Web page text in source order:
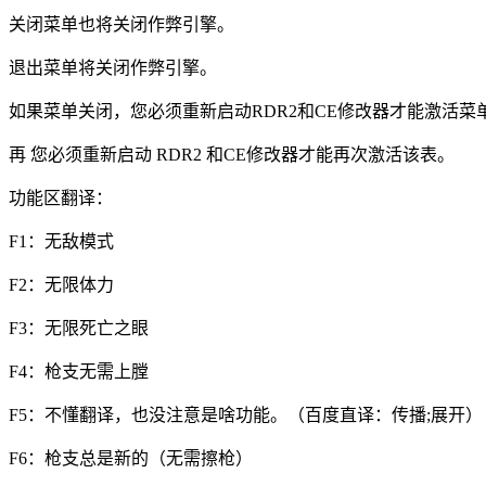
关闭菜单也将关闭作弊引擎。
退出菜单将关闭作弊引擎。
如果菜单关闭，您必须重新启动RDR2和CE修改器才能激活菜
再 您必须重新启动 RDR2 和CE修改器才能再次激活该表。
功能区翻译：
F1：无敌模式
F2：无限体力
F3：无限死亡之眼
F4：枪支无需上膛
F5：不懂翻译，也没注意是啥功能。（百度直译：传播;展开）
F6：枪支总是新的（无需擦枪）